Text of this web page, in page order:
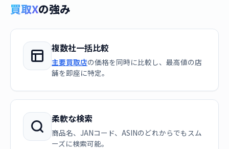
買取Xの強み
複数社一括比較
主要買取店の価格を同時に比較し、最高値の店
舗を即座に特定。
柔軟な検索
商品名、JANコード、ASINのどれからでもスム
ーズに検索可能。